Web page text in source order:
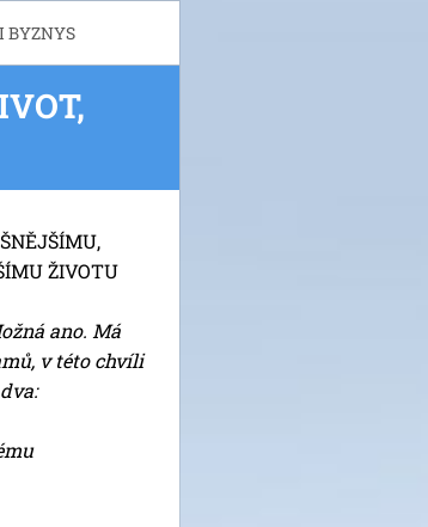
BYZNYS
ŽIVOTU
ano. Má
v této chvíli